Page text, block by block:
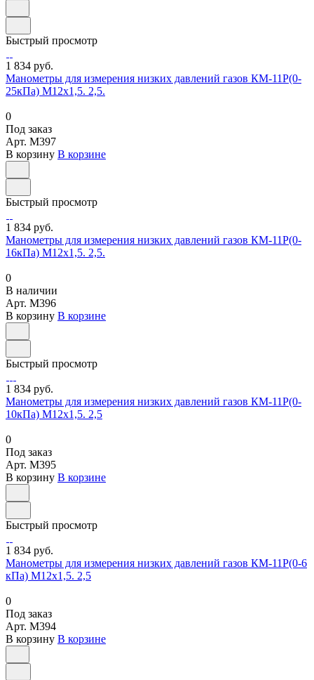
Быстрый просмотр
1 834 руб.
Манометры для измерения низких давлений газов КМ-11Р(0-
25кПа) М12х1,5. 2,5.
0
Под заказ
Арт. M397
В корзину В корзине
Быстрый просмотр
1 834 руб.
Манометры для измерения низких давлений газов КМ-11Р(0-
16кПа) М12х1,5. 2,5.
0
В наличии
Арт. M396
В корзину В корзине
Быстрый просмотр
1 834 руб.
Манометры для измерения низких давлений газов КМ-11Р(0-
10кПа) М12х1,5. 2,5
0
Под заказ
Арт. M395
В корзину В корзине
Быстрый просмотр
1 834 руб.
Манометры для измерения низких давлений газов КМ-11Р(0-6
кПа) М12х1,5. 2,5
0
Под заказ
Арт. M394
В корзину В корзине